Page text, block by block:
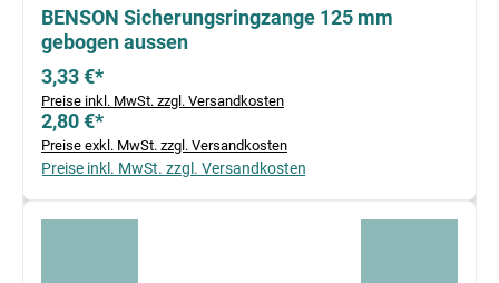
BENSON Sicherungsringzange 125 mm
gebogen aussen
3,33 €*
Preise inkl. MwSt. zzgl. Versandkosten
2,80 €*
Preise exkl. MwSt. zzgl. Versandkosten
Preise inkl. MwSt. zzgl. Versandkosten